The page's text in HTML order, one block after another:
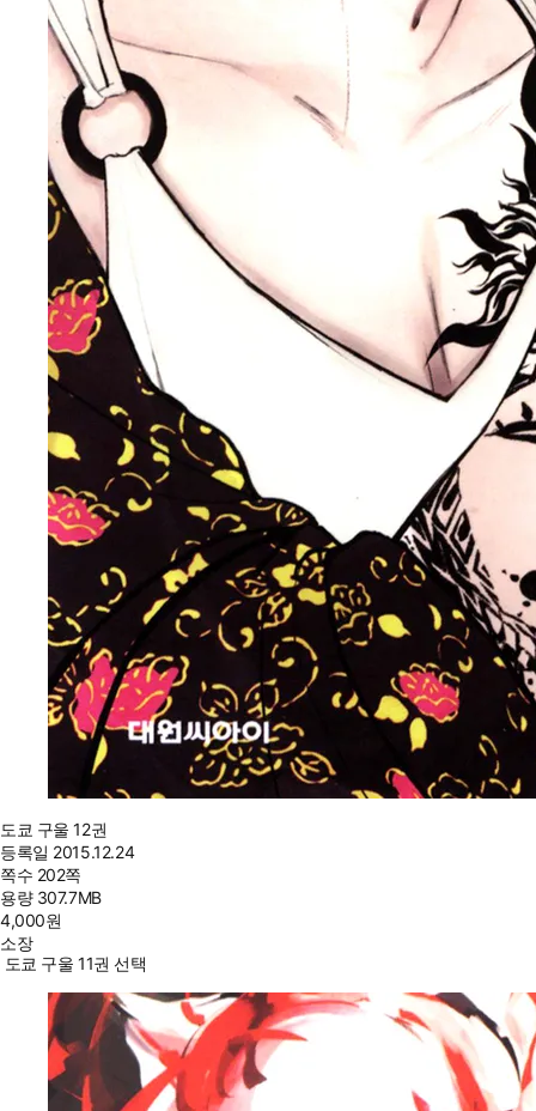
도쿄 구울 12권
등록일 2015.12.24
쪽수 202쪽
용량 307.7MB
4,000원
소장
도쿄 구울 11권 선택